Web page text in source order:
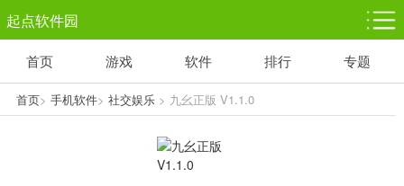
起点软件园
塔防游戏
1千+款游戏
休闲益智
1万+款游戏
体育竞技
5百+款游戏
赛车竞速
3百+款游戏
首页 游戏 软件 排行 专题
首页> 手机软件> 社交娱乐> 九幺正版 V1.1.0